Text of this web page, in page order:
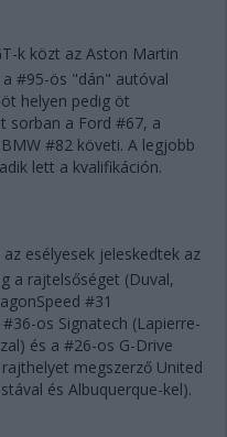
k közt az Aston Martin
#95-ös "dán" autóval
helyen pedig öt
sorban a Ford #67, a
#82 követi. A legjobb
lett a kvalifikáción.
esélyesek jeleskedtek az
a rajtelsőséget (Duval,
#31
os Signatech (Lapierre-
és a #26-os G-Drive
megszerző United
és Albuquerque-kel).